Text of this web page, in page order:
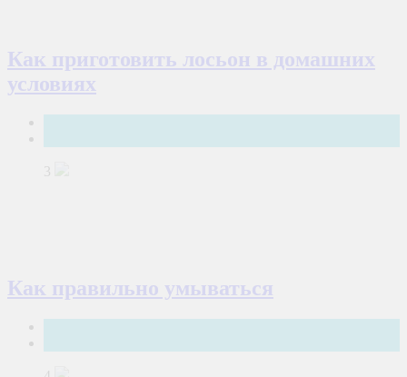
Как приготовить лосьон в домашних
условиях
3
Как правильно умываться